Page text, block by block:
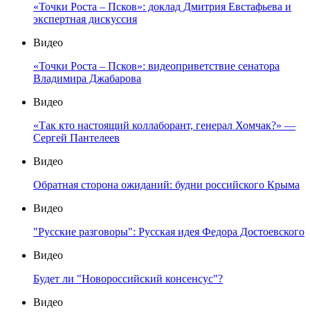
«Точки Роста – Псков»: доклад Дмитрия Евстафьева и
экспертная дискуссия
Видео
«Точки Роста – Псков»: видеоприветствие сенатора
Владимира Джабарова
Видео
«Так кто настоящий коллаборант, генерал Хомчак?» —
Сергей Пантелеев
Видео
Обратная сторона ожиданий: будни российского Крыма
Видео
"Русские разговоры": Русская идея Федора Достоевского
Видео
Будет ли "Новороссийский консенсус"?
Видео